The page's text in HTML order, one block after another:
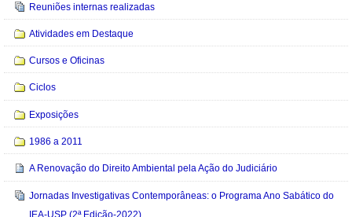
Reuniões internas realizadas
Atividades em Destaque
Cursos e Oficinas
Ciclos
Exposições
1986 a 2011
A Renovação do Direito Ambiental pela Ação do Judiciário
Jornadas Investigativas Contemporâneas: o Programa Ano Sabático do
IEA-USP (2ª Edição-2022)